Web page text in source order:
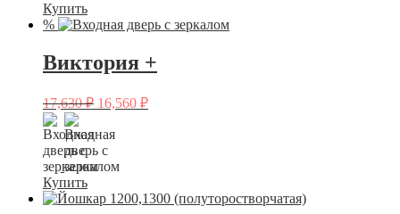
Купить
%
Виктория +
17,630₽ 16,560 ₽
Купить